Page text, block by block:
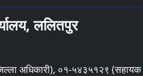
ललितपुर
अधिकारी), ०१-५४३५१२९ (सहायक